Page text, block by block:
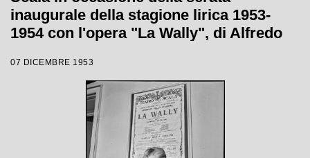
inaugurale della stagione lirica 1953-
1954 con l'opera "La Wally", di Alfredo
con la regia di Tatiana Pavlova
07 DICEMBRE 1953